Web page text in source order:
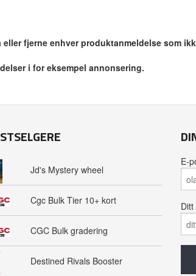
fjerne enhver produktanmeldelse som
i for eksempel annonsering.
Jd's Mystery wheel
Cgc Bulk Tier 10+ kort
CGC Bulk gradering
Destined Rivals Booster
E-